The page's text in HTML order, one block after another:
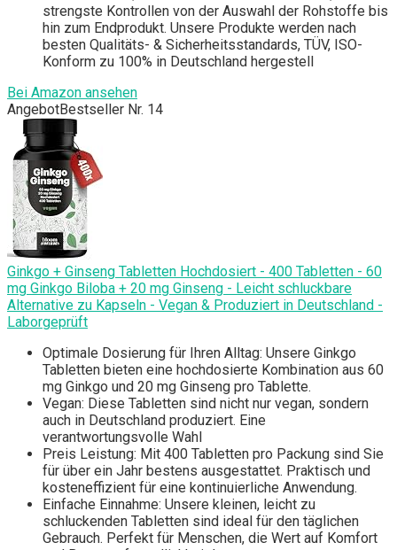
strengste Kontrollen von der Auswahl der Rohstoffe bis
hin zum Endprodukt. Unsere Produkte werden nach
besten Qualitäts- & Sicherheitsstandards, TÜV, ISO-
Konform zu 100% in Deutschland hergestell
Bei Amazon ansehen
AngebotBestseller Nr. 14
Ginkgo + Ginseng Tabletten Hochdosiert - 400 Tabletten - 60
mg Ginkgo Biloba + 20 mg Ginseng - Leicht schluckbare
Alternative zu Kapseln - Vegan & Produziert in Deutschland -
Laborgeprüft
Optimale Dosierung für Ihren Alltag: Unsere Ginkgo
Tabletten bieten eine hochdosierte Kombination aus 60
mg Ginkgo und 20 mg Ginseng pro Tablette.
Vegan: Diese Tabletten sind nicht nur vegan, sondern
auch in Deutschland produziert. Eine
verantwortungsvolle Wahl
Preis Leistung: Mit 400 Tabletten pro Packung sind Sie
für über ein Jahr bestens ausgestattet. Praktisch und
kosteneffizient für eine kontinuierliche Anwendung.
Einfache Einnahme: Unsere kleinen, leicht zu
schluckenden Tabletten sind ideal für den täglichen
Gebrauch. Perfekt für Menschen, die Wert auf Komfort